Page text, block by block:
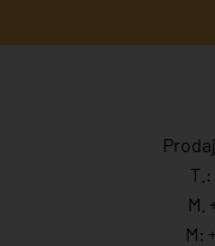
T.:
M.
M: